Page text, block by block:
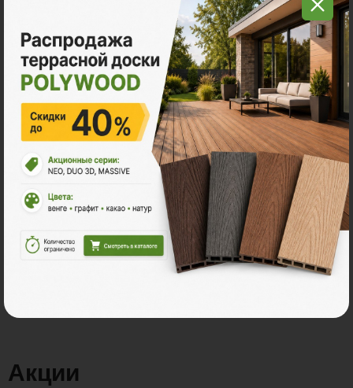
Размер 3м 4м
Ед. измерения пог. м. м2 шт
Цена запог. м.: 630 ₽
пог. м. или0.47м2
Итого заказ 1890 ₽
В корзину Рассчитать
Акции